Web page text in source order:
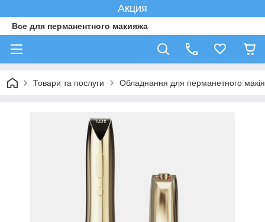
Акция
Все для перманентного макияжа
Товари та послуги Обладнання для перманетного